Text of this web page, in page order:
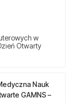
w
Otwarty
Nauk
GAMNS –